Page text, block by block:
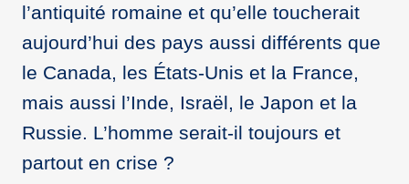
l’antiquité romaine et qu’elle toucherait
aujourd’hui des pays aussi différents que
le Canada, les États-Unis et la France,
mais aussi l’Inde, Israël, le Japon et la
Russie. L’homme serait-il toujours et
partout en crise ?